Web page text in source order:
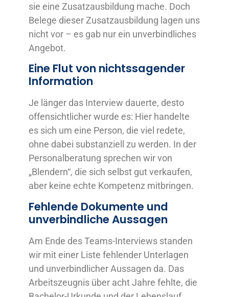
sie eine Zusatzausbildung mache. Doch
Belege dieser Zusatzausbildung lagen uns
nicht vor – es gab nur ein unverbindliches
Angebot.
Eine Flut von nichtssagender
Information
Je länger das Interview dauerte, desto
offensichtlicher wurde es: Hier handelte
es sich um eine Person, die viel redete,
ohne dabei substanziell zu werden. In der
Personalberatung sprechen wir von
„Blendern“, die sich selbst gut verkaufen,
aber keine echte Kompetenz mitbringen.
Fehlende Dokumente und
unverbindliche Aussagen
Am Ende des Teams-Interviews standen
wir mit einer Liste fehlender Unterlagen
und unverbindlicher Aussagen da. Das
Arbeitszeugnis über acht Jahre fehlte, die